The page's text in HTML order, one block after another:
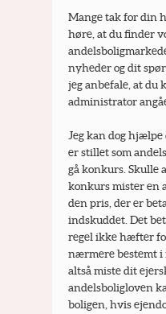
Mange tak for din
høre, at du finder
nyheder og dit
jeg anbefale, at du
administrator
Jeg kan dog
er stillet som
gå konkurs. Skulle
konkurs mister en
den pris, der er
indskuddet. Det
regel ikke hæfter
nærmere bestemt
altså miste dit
andelsboligloven
boligen, hvis